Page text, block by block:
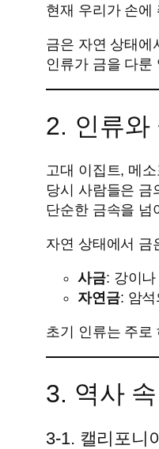
현재 우리가 손에
금은 자연 상태에
인류가 금을 다룬
2. 인류와
고대 이집트, 메
당시 사람들은 금
단순한 금속을 넘
자연 상태에서 금
사금: 강이
자연금: 암
초기 인류는 주로
3. 역사
3‑1. 캘리포니